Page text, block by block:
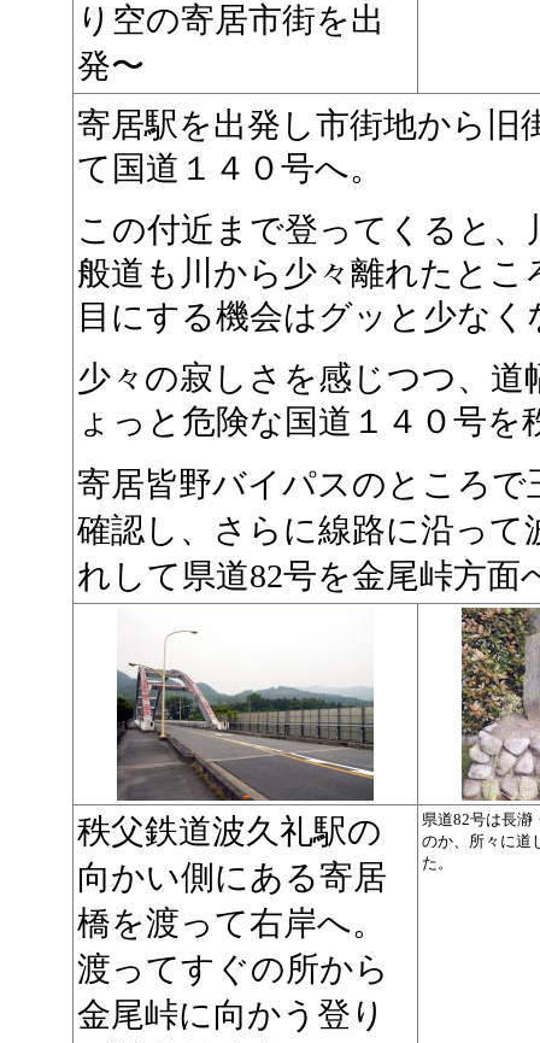
り空の寄居市街を出
発〜
寄居駅を出発し市街地から旧
て国道１４０号へ。
この付近まで登ってくると
般道も川から少々離れたと
目にする機会はグッと少な
少々の寂しさを感じつつ、
ょっと危険な国道１４０号
寄居皆野バイパスのところ
確認し、さらに線路に沿っ
れして県道82号を金尾峠方面
秩父鉄道波久礼駅の
向かい側にある寄居
橋を渡って右岸へ。
渡ってすぐの所から
金尾峠に向かう登り
県道82号は長瀞
のか、所々に道
た。